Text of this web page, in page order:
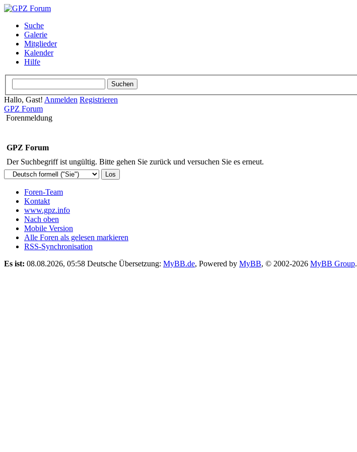
Suche
Galerie
Mitglieder
Kalender
Hilfe
Hallo, Gast! Anmelden Registrieren
GPZ Forum
Forenmeldung
GPZ Forum
Der Suchbegriff ist ungültig. Bitte gehen Sie zurück und versuchen Sie es erneut.
Foren-Team
Kontakt
www.gpz.info
Nach oben
Mobile Version
Alle Foren als gelesen markieren
RSS-Synchronisation
Es ist: 08.08.2026, 05:58 Deutsche Übersetzung: MyBB.de, Powered by MyBB, © 2002-2026 MyBB Group.